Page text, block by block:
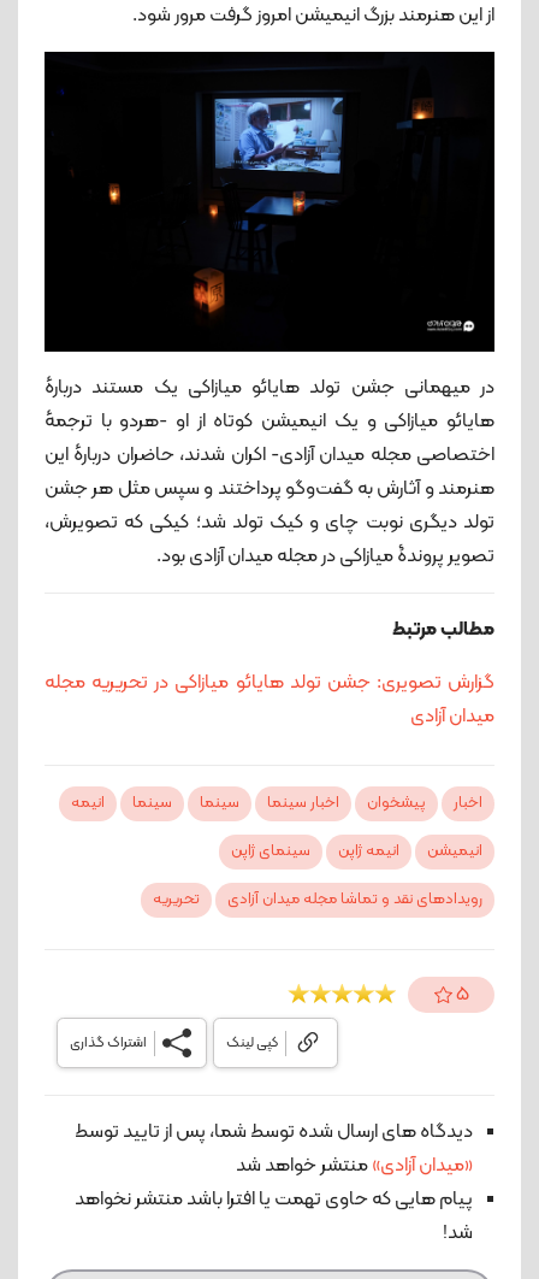
از این هنرمند بزرگ انیمیشن امروز گرفت مرور شود.
در میهمانی جشن تولد هایائو میازاکی یک مستند دربارهٔ
هایائو میازاکی و یک انیمیشن کوتاه از او -هردو با ترجمهٔ
اختصاصی مجله میدان آزادی- اکران شدند، حاضران دربارهٔ این
هنرمند و آثارش به گفت‌وگو پرداختند و سپس مثل هر جشن
تولد دیگری نوبت چای و کیک تولد شد؛ کیکی که تصویرش،
تصویر پروندۀ میازاکی در مجله میدان آزادی بود.
مطالب مرتبط
گزارش تصویری: جشن تولد هایائو میازاکی در تحریریه مجله
میدان آزادی
اخبار پیشخوان اخبار سینما سینما سینما
انیمه
انیمیشن
انیمه ژاپن
سینمای ژاپن
رویدادهای نقد و تماشا مجله میدان آزادی
تحریریه
5
اشتراک گذاری کپی لینک
دیدگاه های ارسال شده توسط شما، پس از تایید توسط
«میدان آزادی»منتشر خواهد شد
پیام هایی که حاوی تهمت یا افترا باشد منتشر نخواهد
شد!